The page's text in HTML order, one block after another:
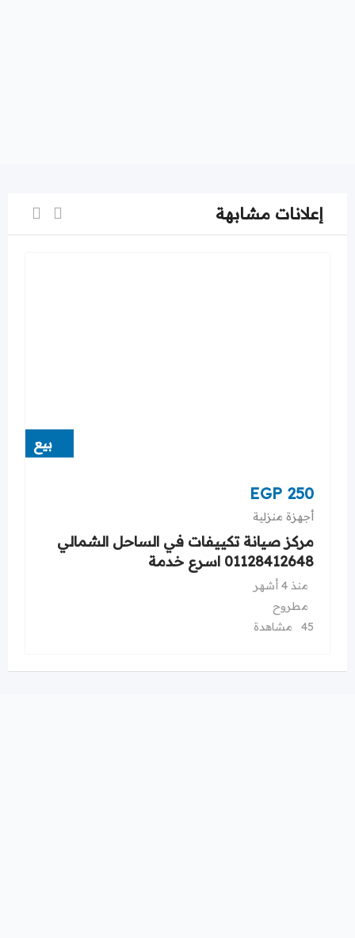
إعلانات مشابهة
بيع
EGP 250
أجهزة منزلية
مركز صيانة تكييفات في الساحل الشمالي
01128412648 اسرع خدمة
منذ 4 أشهر
مطروح
45 مشاهدة